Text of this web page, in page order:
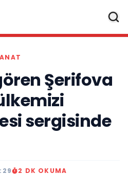
Şerifova
sergisinde
2 DK OKUMA